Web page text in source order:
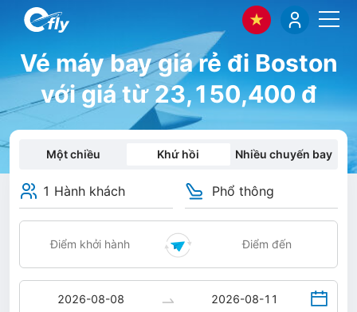
Vé máy bay giá rẻ đi Boston
với giá từ 23,150,400 đ
Một chiều Khứ hồi Nhiều chuyến bay
1 Hành khách Phổ thông